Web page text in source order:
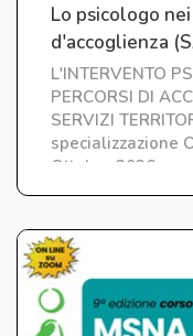
Lo psicologo
d'accoglienza
edizione
L'INTERVENTO
PERCORSI DI
SERVIZI
specializzazione
Ottobre 2026